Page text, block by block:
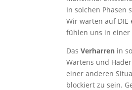
In solchen Phasen
Wir warten auf
fühlen uns in einer
DasVerharren in
Wartens und
einer anderen
blockiert zu sein.